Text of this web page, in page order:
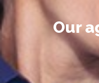
Our